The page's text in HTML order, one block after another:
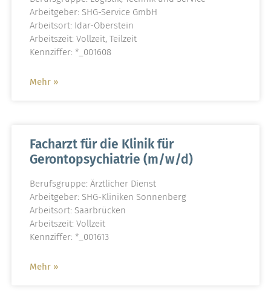
Arbeitgeber: SHG-Service GmbH
Arbeitsort: Idar-Oberstein
Arbeitszeit: Vollzeit, Teilzeit
Kennziffer: *_001608
Mehr »
Facharzt für die Klinik für
Gerontopsychiatrie (m/w/d)
Berufsgruppe: Ärztlicher Dienst
Arbeitgeber: SHG-Kliniken Sonnenberg
Arbeitsort: Saarbrücken
Arbeitszeit: Vollzeit
Kennziffer: *_001613
Mehr »